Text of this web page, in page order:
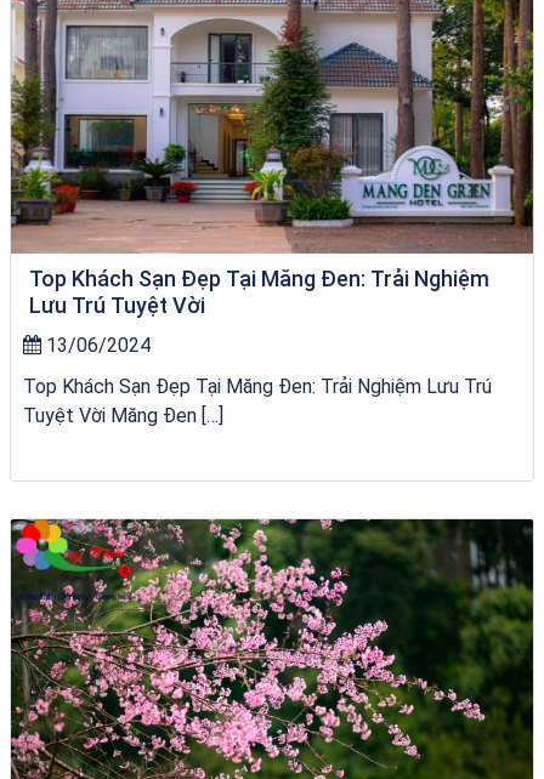
Top Khách Sạn Đẹp Tại Măng Đen: Trải Nghiệm
Lưu Trú Tuyệt Vời
13/06/2024
Top Khách Sạn Đẹp Tại Măng Đen: Trải Nghiệm Lưu Trú
Tuyệt Vời Măng Đen […]
du thuyền trên biển Quy Nhơn